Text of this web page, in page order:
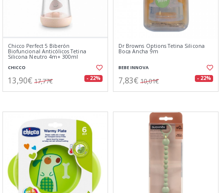
Chicco Perfect 5 Biberón
Biofuncional Anticólicos Tetina
Silicona Neutro 4m+ 300ml
CHICCO
13,90€ 17,77€ - 22%
Dr Browns Options Tetina Silicona
Boca Ancha 9m
BEBE INNOVA
7,83€ 10,01€ - 22%